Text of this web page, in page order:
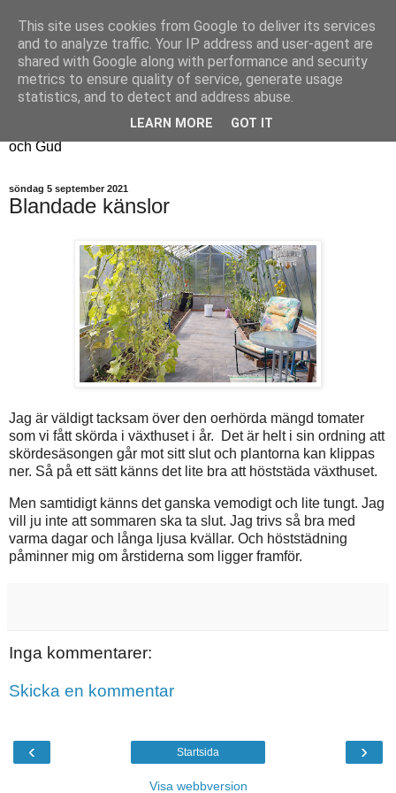
Fyren
Fyren finns för att sprida ljus i mörkret
För att påminna om guldkanterna i tillvaron
Här samsas jakt, hantverk, odling, och andra tankar om livet
och Gud
söndag 5 september 2021
Blandade känslor
Jag är väldigt tacksam över den oerhörda mängd tomater
som vi fått skörda i växthuset i år. Det är helt i sin ordning att
skördesäsongen går mot sitt slut och plantorna kan klippas
ner. Så på ett sätt känns det lite bra att höststäda växthuset.
Men samtidigt känns det ganska vemodigt och lite tungt. Jag
vill ju inte att sommaren ska ta slut. Jag trivs så bra med
varma dagar och långa ljusa kvällar. Och höststädning
påminner mig om årstiderna som ligger framför.
Inga kommentarer:
Skicka en kommentar
‹ ›
Startsida
Visa webbversion
This site uses cookies from Google to deliver its services
and to analyze traffic. Your IP address and user-agent are
shared with Google along with performance and security
metrics to ensure quality of service, generate usage
statistics, and to detect and address abuse.
LEARN MORE GOT IT